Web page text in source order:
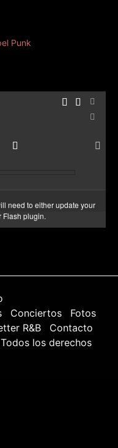
Punk
need to either update your
Flash plugin.
Conciertos
Fotos
R&B
Contacto
los derechos